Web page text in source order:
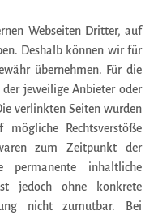
Webseiten Dritter, auf
Deshalb können wir für
übernehmen. Für die
jeweilige Anbieter oder
verlinkten Seiten wurden
Rechtsverstöße
zum Zeitpunkt der
permanente inhaltliche
jedoch ohne konkrete
nicht zumutbar. Bei